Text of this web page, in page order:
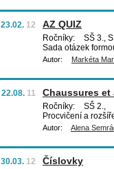
23.02. 12 AZ QUIZ
Ročníky:
SŠ 3.,
Sada otázek
Autor: Markéta
22.08. 11 Chaussures et
Ročníky:
SŠ 2.,
Procvičení a
Autor: Alena
30.03. 12 Číslovky